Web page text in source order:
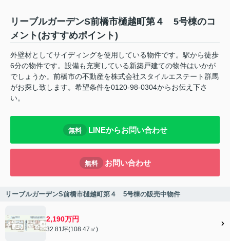
リーブルガーデンS前橋市樋越町第４ 5号棟のコ
メント(おすすめポイント)
外壁材としてサイディングを使用している物件です。駅から徒歩
6分の物件です。設備も充実している新築戸建ての物件はいかが
でしょうか。前橋市の不動産を株式会社スタイルエステート群馬
がお探し致します。希望条件を0120-98-0304からお伝え下さ
い。
無料 LINEからお問い合わせ
無料 お問い合わせ
リーブルガーデンS前橋市樋越町第４ 5号棟の販売中物件
2,190万円
32.81坪(108.47㎡)